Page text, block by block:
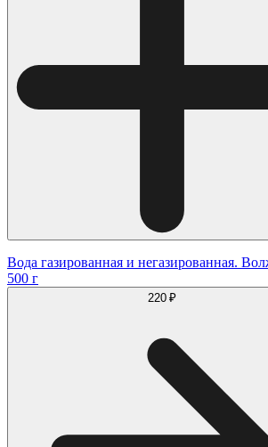
Вода газированная и негазированная.
500 г
220 ₽